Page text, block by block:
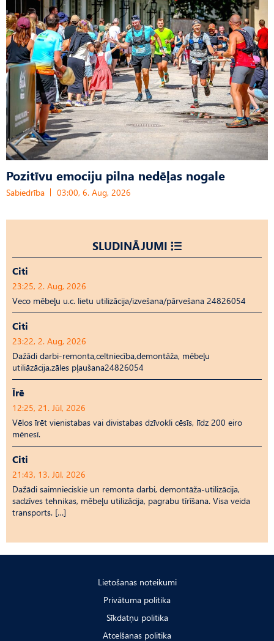
Pozitīvu emociju pilna nedēļas nogale
Sabiedrība 03:00, 6. Aug, 2026
SLUDINĀJUMI
Citi
23:25, 2. Aug, 2026
Veco mēbeļu u.c. lietu utilizācija/izvešana/pārvešana 24826054
Citi
23:22, 2. Aug, 2026
Dažādi darbi-remonta,celtniecība,demontāža, mēbeļu
utiliāzācija,zāles pļaušana24826054
Īrē
12:25, 21. Jūl, 2026
Vēlos īrēt vienistabas vai divistabas dzīvokli cēsīs, līdz 200 eiro
mēnesī.
Citi
21:43, 13. Jūl, 2026
Dažādi saimnieciskie un remonta darbi, demontāža-utilizācija,
sadzīves tehnikas, mēbeļu utilizācija, pagrabu tīrīšana. Visa veida
transports. […]
Lietošanas noteikumi
Privātuma politika
Sīkdatņu politika
Atcelšanas politika